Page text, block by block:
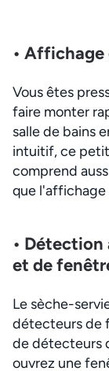
• Affichage
Vous êtes
faire monter
salle de bains
intuitif, ce
comprend
que l'affichage
•
et de
Le sèche-
détecteurs de
de détecteurs
ouvrez une